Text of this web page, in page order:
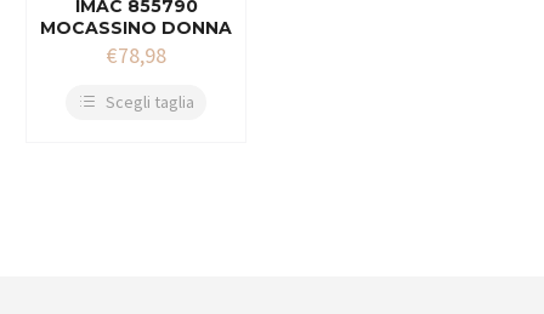
IMAC 855790
MOCASSINO DONNA
€78,98
Scegli taglia